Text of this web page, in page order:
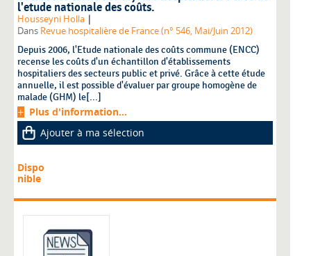
l'etude nationale des coûts.
Housseyni Holla |
Dans Revue hospitalière de France (n° 546, Mai/Juin 2012)
Depuis 2006, l'Etude nationale des coûts commune (ENCC)
recense les coûts d'un échantillon d'établissements
hospitaliers des secteurs public et privé. Grâce à cette étude
annuelle, il est possible d'évaluer par groupe homogène de
malade (GHM) le[...]
Plus d'information...
Ajouter à ma sélection
Dispo
nible